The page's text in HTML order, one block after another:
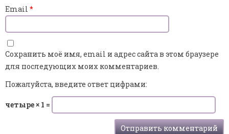
Email *
Сохранить моё имя, email и адрес сайта в этом браузере
для последующих моих комментариев.
Пожалуйста, введите ответ цифрами:
четыре × 1 =